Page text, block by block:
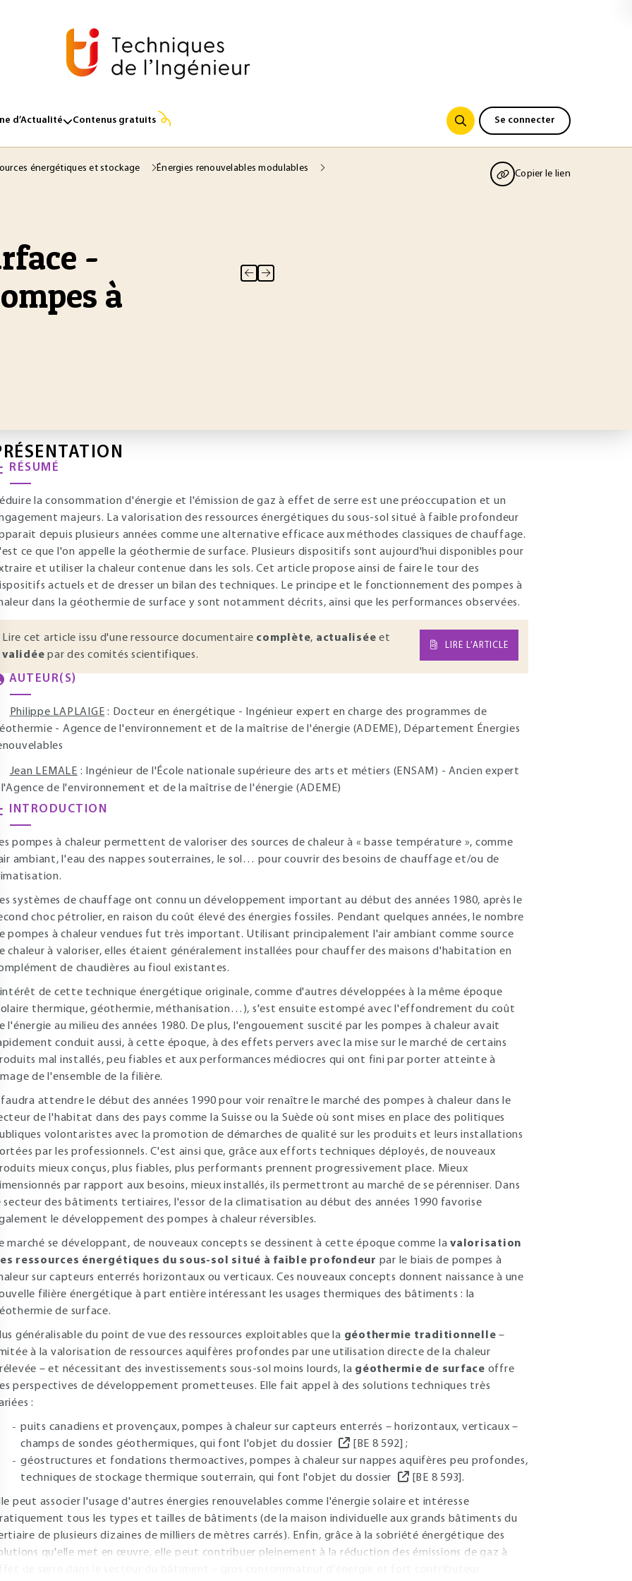
d’Actualité Contenus gratuits Se connecter
énergétiques et stockage Énergies renouvelables modulables
Copier le lien
-
à
RÉSUMÉ
la consommation d'énergie et l'émission de gaz à effet de serre est une préoccupation et un
majeurs. La valorisation des ressources énergétiques du sous-sol situé à faible profondeur
depuis plusieurs années comme une alternative efficace aux méthodes classiques de chauffage.
ce que l'on appelle la géothermie de surface. Plusieurs dispositifs sont aujourd'hui disponibles pour
et utiliser la chaleur contenue dans les sols. Cet article propose ainsi de faire le tour des
actuels et de dresser un bilan des techniques. Le principe et le fonctionnement des pompes à
dans la géothermie de surface y sont notamment décrits, ainsi que les performances observées.
Lire cet article issu d'une ressource documentaire complète, actualisée et
validée par des comités scientifiques.
LIRE L’ARTICLE
AUTEUR(S)
Philippe LAPLAIGE : Docteur en énergétique - Ingénieur expert en charge des programmes de
- Agence de l'environnement et de la maîtrise de l'énergie (ADEME), Département Énergies
Jean LEMALE : Ingénieur de l'École nationale supérieure des arts et métiers (ENSAM) - Ancien expert
de l'environnement et de la maîtrise de l'énergie (ADEME)
INTRODUCTION
pompes à chaleur permettent de valoriser des sources de chaleur à « basse température », comme
ambiant, l'eau des nappes souterraines, le sol… pour couvrir des besoins de chauffage et/ou de
systèmes de chauffage ont connu un développement important au début des années 1980, après le
choc pétrolier, en raison du coût élevé des énergies fossiles. Pendant quelques années, le nombre
pompes à chaleur vendues fut très important. Utilisant principalement l'air ambiant comme source
chaleur à valoriser, elles étaient généralement installées pour chauffer des maisons d'habitation en
de chaudières au fioul existantes.
de cette technique énergétique originale, comme d'autres développées à la même époque
thermique, géothermie, méthanisation…), s'est ensuite estompé avec l'effondrement du coût
l'énergie au milieu des années 1980. De plus, l'engouement suscité par les pompes à chaleur avait
conduit aussi, à cette époque, à des effets pervers avec la mise sur le marché de certains
mal installés, peu fiables et aux performances médiocres qui ont fini par porter atteinte à
de l'ensemble de la filière.
attendre le début des années 1990 pour voir renaître le marché des pompes à chaleur dans le
de l'habitat dans des pays comme la Suisse ou la Suède où sont mises en place des politiques
volontaristes avec la promotion de démarches de qualité sur les produits et leurs installations
par les professionnels. C'est ainsi que, grâce aux efforts techniques déployés, de nouveaux
mieux conçus, plus fiables, plus performants prennent progressivement place. Mieux
par rapport aux besoins, mieux installés, ils permettront au marché de se pérenniser. Dans
secteur des bâtiments tertiaires, l'essor de la climatisation au début des années 1990 favorise
le développement des pompes à chaleur réversibles.
marché se développant, de nouveaux concepts se dessinent à cette époque comme la valorisation
ressources énergétiques du sous-sol situé à faible profondeur par le biais de pompes à
sur capteurs enterrés horizontaux ou verticaux. Ces nouveaux concepts donnent naissance à une
filière énergétique à part entière intéressant les usages thermiques des bâtiments : la
de surface.
généralisable du point de vue des ressources exploitables que la géothermie traditionnelle –
à la valorisation de ressources aquifères profondes par une utilisation directe de la chaleur
– et nécessitant des investissements sous-sol moins lourds, la géothermie de surface offre
perspectives de développement prometteuses. Elle fait appel à des solutions techniques très
:
puits canadiens et provençaux, pompes à chaleur sur capteurs enterrés – horizontaux, verticaux –
champs de sondes géothermiques, qui font l'objet du dossier
[BE 8 592] ;
géostructures et fondations thermoactives, pompes à chaleur sur nappes aquifères peu profondes,
techniques de stockage thermique souterrain, qui font l'objet du dossier
[BE 8 593].
peut associer l'usage d'autres énergies renouvelables comme l'énergie solaire et intéresse
tous les types et tailles de bâtiments (de la maison individuelle aux grands bâtiments du
de plusieurs dizaines de milliers de mètres carrés). Enfin, grâce à la sobriété énergétique des
qu'elle met en œuvre, elle peut contribuer pleinement à la réduction des émissions de gaz à